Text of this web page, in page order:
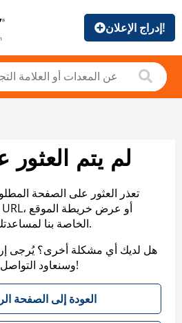
إدراج الإعلان!
لم يتم
تعذر العثور على الصفحة
الخاصة بنا لمساعدتك في العثور على ما تريد.
هل لديك أي مشكلة أخرى؟ يُرجى
وسنعاود التواصل معك. شكرًا على صبرك!
العودة إلى الصفحة